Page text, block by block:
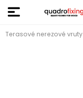
Terasové nerezové vruty